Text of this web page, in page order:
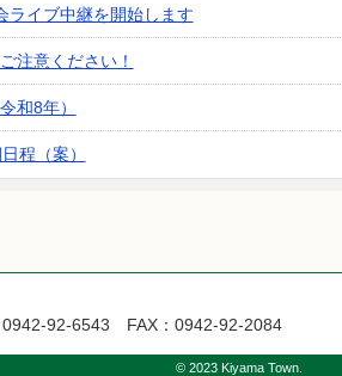
ライブ中継を開始します
注意ください！
和8年）
程（案）
92-6543 FAX：0942-92-2084
© 2023 Kiyama Town.